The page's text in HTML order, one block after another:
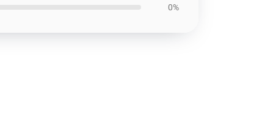
0%